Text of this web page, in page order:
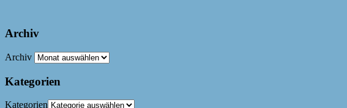
Archiv
Archiv
Kategorien
Kategorien